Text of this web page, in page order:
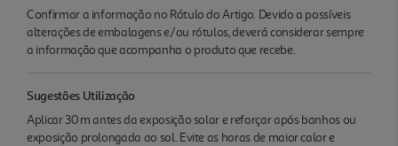
Confirmar a informação no Rótulo do Artigo. Devido a possíveis
alterações de embalagens e/ou rótulos, deverá considerar sempre
a informação que acompanha o produto que recebe.
Sugestões Utilização
Aplicar 30 m antes da exposição solar e reforçar após banhos ou
exposição prolongada ao sol. Evite as horas de maior calor e